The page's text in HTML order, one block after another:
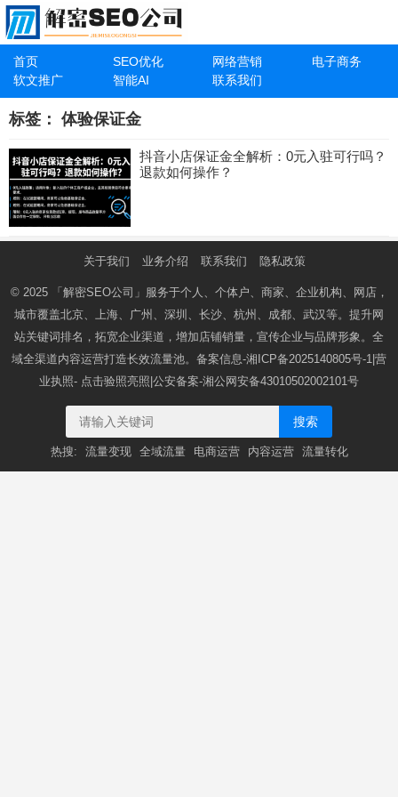
首页 SEO优化 网络营销
电子商务
软文推广
智能AI 联系我们
标签： 体验保证金
抖音小店保证金全解析：0元入驻可行吗？
退款如何操作？
关于我们 业务介绍 联系我们 隐私政策
© 2025 「解密SEO公司」 服务于个人、个体户、商家、企业机构、网店，
城市覆盖北京、上海、广州、深圳、长沙、杭州、成都、武汉等。提升网
站关键词排名，拓宽企业渠道，增加店铺销量，宣传企业与品牌形象。全
域全渠道内容运营打造长效流量池。备案信息-湘ICP备2025140805号-1 |营
业执照- 点击验照亮照 |公安备案-湘公网安备43010502002101号
搜索
热搜: 流量变现 全域流量 电商运营 内容运营 流量转化